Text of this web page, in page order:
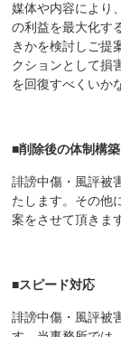
媒体や内容により
の利益を最大化す
きかを検討しご提
クションとして損
を回復すべくいか
■削除後の体制構
誹謗中傷・風評被
たします。その他
案をさせて頂きま
■スピード対応
誹謗中傷・風評被